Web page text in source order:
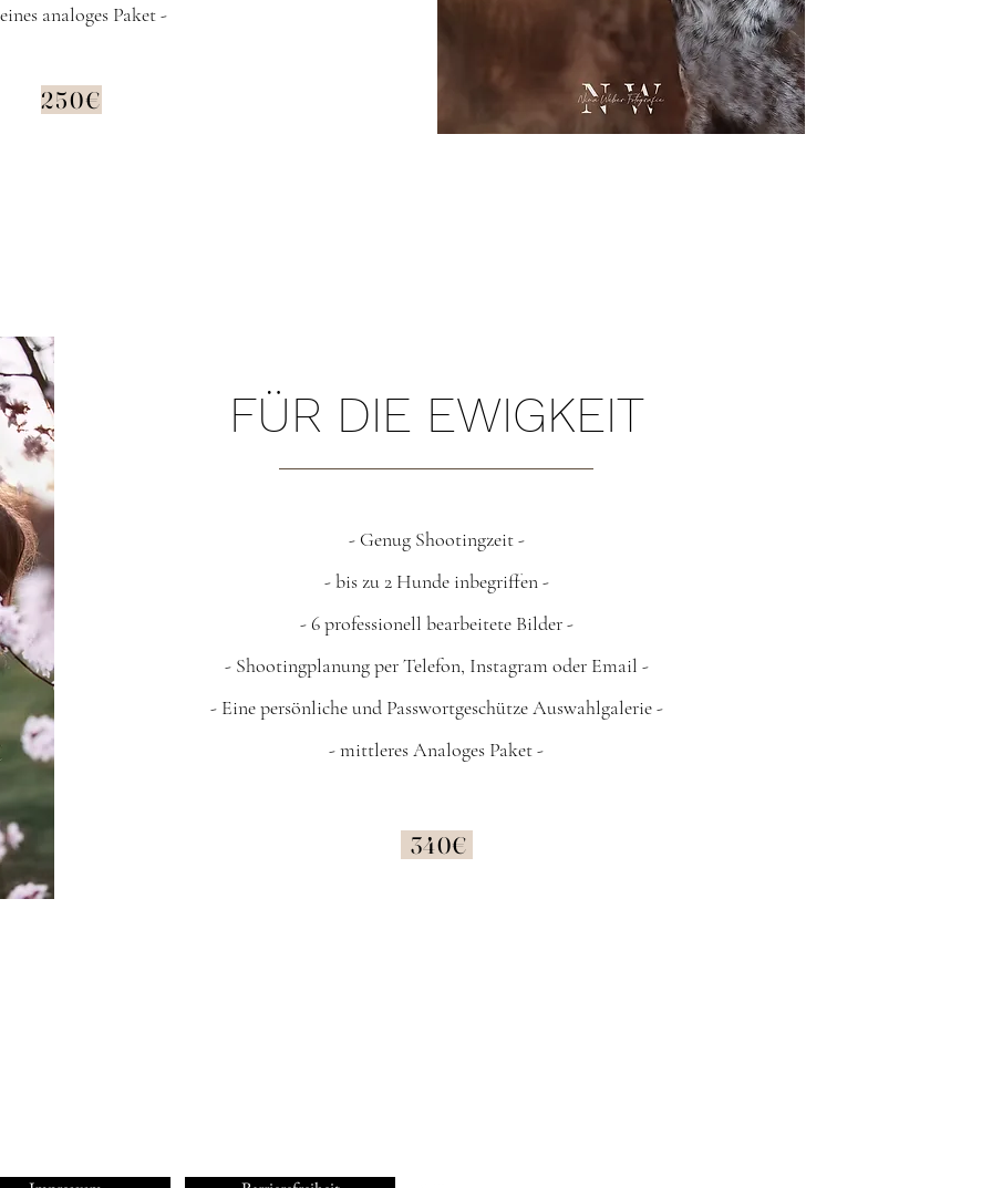
analoges Paket -
250€
FÜR DIE EWIGKEIT
- Genug Shootingzeit -
- bis zu 2 Hundeinbegriffen -
- 6 professionell bearbeitete Bilder -
- Shootingplanung per Telefon, Instagram oder Email -
- Eine persönliche und PasswortgeschützeAuswahlgalerie -
- mittleres Analoges Paket-
340€